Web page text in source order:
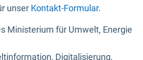
unser Kontakt-Formular.
Ministerium für Umwelt, Energie
Digitalisierung,